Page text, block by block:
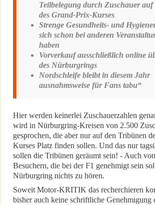
Teilbelegung durch Zuschauer
des Grand-Prix-Kurses
Strenge Gesundheits- und
sich schon bei anderen
haben
Vorverkauf ausschließlich online
des Nürburgrings
Nordschleife bleibt in diesem Jahr
ausnahmsweise für Fans tabu“
Hier werden keinerlei Zuschauerzahlen
wird in Nürburgring-Kreisen von 2.500
gesprochen, die aber nur auf den Tribünen
Kurses Platz finden sollen. Und das nur
sollen die Tribünen geräumt sein! - Auch
Besuchern, die bei der F1 genehmigt sein
Nürburgring nichts zu hören.
Soweit Motor-KRITIK das recherchieren
bisher auch keine schriftliche Genehmigung